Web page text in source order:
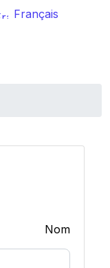
Français
Nom